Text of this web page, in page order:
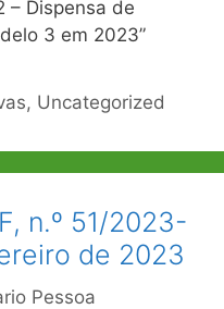
– Dispensa de
3 em 2023”
, Uncategorized
n.º 51/2023-
de 2023
Pessoa